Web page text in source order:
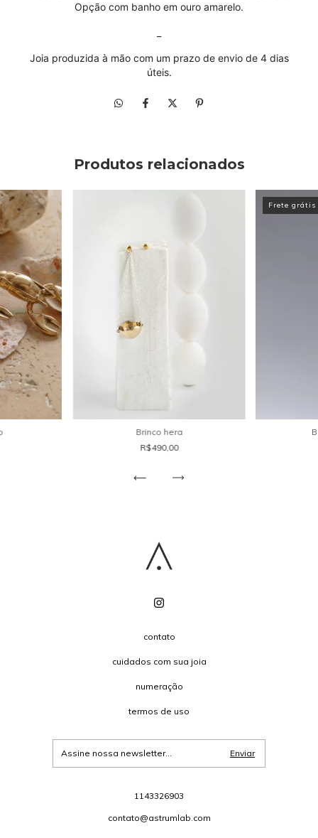
Opção com banho em ouro amarelo.
Joia produzida à mão com um prazo de envio de 4 dias
úteis.
Produtos relacionados
Brinco hera
R$490,00
Frete grátis
contato
cuidados com sua joia
numeração
termos de uso
1143326903
contato@astrumlab.com